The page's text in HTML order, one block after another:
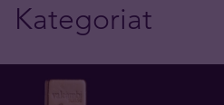
Kategoriat